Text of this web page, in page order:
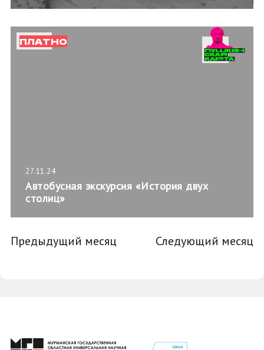
ПЛАТНО
27.11.24
Автобусная экскурсия «История двух
столиц»
Предыдущий месяц Следующий месяц